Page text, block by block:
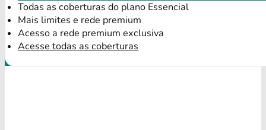
Todas as coberturas do plano Essencial
Mais limites e rede premium
Acesso a rede premium exclusiva
Acesse todas as coberturas